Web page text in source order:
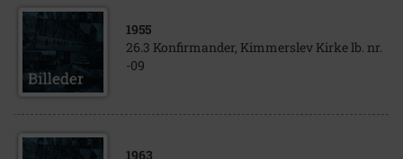
1955
26.3 Konfirmander, Kimmerslev Kirke lb. nr.
-09
1963